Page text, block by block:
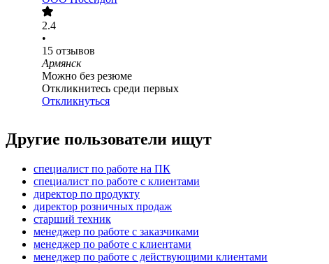
2.4
•
15 отзывов
Армянск
Можно без резюме
Откликнитесь среди первых
Откликнуться
Другие пользователи ищут
специалист по работе на ПК
специалист по работе с клиентами
директор по продукту
директор розничных продаж
старший техник
менеджер по работе с заказчиками
менеджер по работе с клиентами
менеджер по работе с действующими клиентами